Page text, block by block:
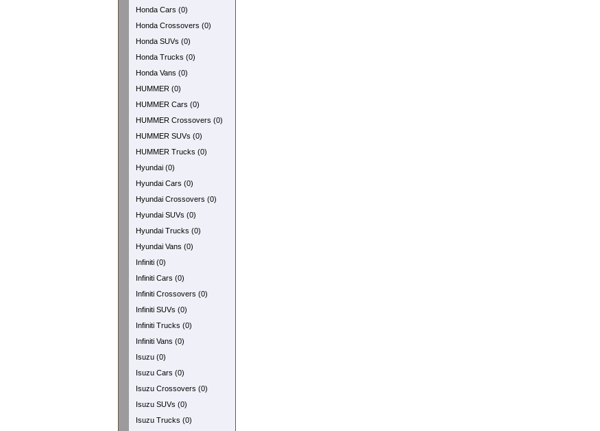
Honda Cars (0)
Honda Crossovers (0)
Honda SUVs (0)
Honda Trucks (0)
Honda Vans (0)
HUMMER (0)
HUMMER Cars (0)
HUMMER Crossovers (0)
HUMMER SUVs (0)
HUMMER Trucks (0)
Hyundai (0)
Hyundai Cars (0)
Hyundai Crossovers (0)
Hyundai SUVs (0)
Hyundai Trucks (0)
Hyundai Vans (0)
Infiniti (0)
Infiniti Cars (0)
Infiniti Crossovers (0)
Infiniti SUVs (0)
Infiniti Trucks (0)
Infiniti Vans (0)
Isuzu (0)
Isuzu Cars (0)
Isuzu Crossovers (0)
Isuzu SUVs (0)
Isuzu Trucks (0)